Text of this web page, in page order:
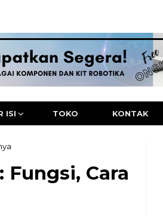
ISI TOKO KONTAK
Cara